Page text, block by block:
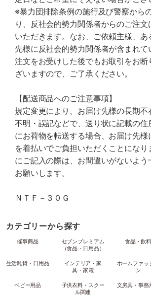
※暴力団排除条例の施行及び警察から
り、反社会的勢力関係者からのご注文
いただきます。なお、ご依頼主様、あ
先様に反社会的勢力関係者が含まれて
注文をお受けした後でもお取引をお断
ざいますので、ご了承ください。
【配送商品へのご注意事項】
規定変更により、お届け先様の長期不
不明・誤記などで、送り状に記載の住
にお荷物を転送する場合、お届け先様
を着払いでご負担いただくことになり
にご記入の際は、お間違いがないよう
お願いします。
ＮＴＦ－３０Ｇ
カテゴリーから探す
催事商品
セブンプレミアム
（食品・日用品）
食品・飲料
生活雑貨・日用品
インテリア・家
具・家電
ホームファッ
ン
ベビー用品
子供衣料・スクー
ル関連
文房具・事務